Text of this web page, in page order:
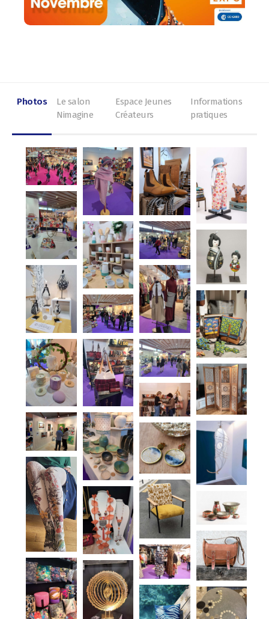
Photos
Le salon
Nimagine
Espace Jeunes
Créateurs
Informations
pratiques